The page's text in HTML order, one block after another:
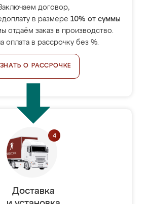
договор,
в размере 10% от суммы
отдаём заказ в производство.
оплата в рассрочку без %.
О РАССРОЧКЕ
Доставка